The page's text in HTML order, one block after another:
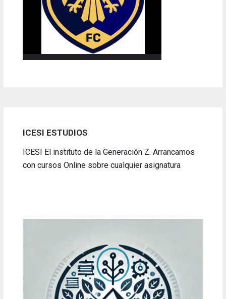
ICESI ESTUDIOS
ICESI El instituto de la Generación Z. Arrancamos
con cursos Online sobre cualquier asignatura